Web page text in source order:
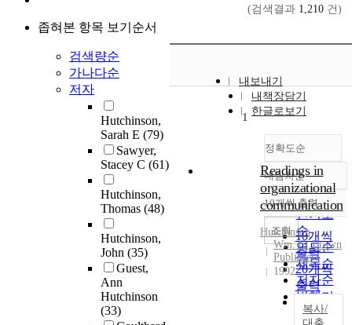
좁혀본 항목 보기순서
검색량순
가나다순
저자
Hutchinson,
Sarah E (79)
Sawyer,
Stacey C (61)
Hutchinson,
Thomas (48)
Hutchinson,
John (35)
Guest,
Ann
Hutchinson
(33)
(검색결과 1,210 건)
내보내기
내책장담기
한글로보기
정확도순
정확도
순
인기도
순
연도순
제목순
저자순
발행기
관순
내림차순
내림차순
10개씩 출력
10개씩
출력
20개씩
출력
30개씩
출력
조회
1
Readings in
organizational
communication
Hutchinson
Wm. C. Brown
Publishers
1992
복사/